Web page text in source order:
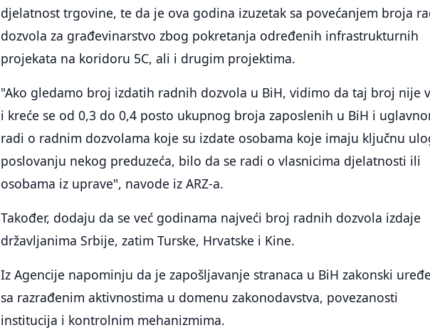
djelatnost trgovine, te da je ova godina izuzetak sa povećanjem broja
dozvola za građevinarstvo zbog pokretanja određenih infrastrukturnih
projekata na koridoru 5C, ali i drugim projektima.
"Ako gledamo broj izdatih radnih dozvola u BiH, vidimo da taj broj nije
i kreće se od 0,3 do 0,4 posto ukupnog broja zaposlenih u BiH i
radi o radnim dozvolama koje su izdate osobama koje imaju ključnu
poslovanju nekog preduzeća, bilo da se radi o vlasnicima djelatnosti ili
osobama iz uprave", navode iz ARZ-a.
Također, dodaju da se već godinama najveći broj radnih dozvola izdaje
državljanima Srbije, zatim Turske, Hrvatske i Kine.
Iz Agencije napominju da je zapošljavanje stranaca u BiH zakonski
sa razrađenim aktivnostima u domenu zakonodavstva, povezanosti
institucija i kontrolnim mehanizmima.